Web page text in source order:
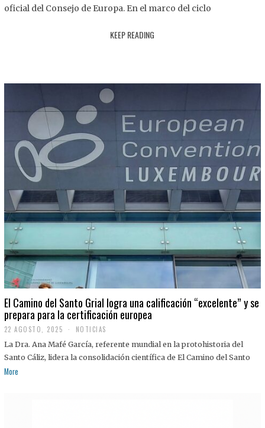
2
oficial del Consejo de Europa. En el marco del ciclo
KEEP READING
El Camino del Santo Grial logra una calificación “excelente” y se
prepara para la certificación europea
22 AGOSTO, 2025
2
A
G
NOTICIAS
La Dra. Ana Mafé García, referente mundial en la protohistoria del
Santo Cáliz, lidera la consolidación científica de El Camino del Santo
More